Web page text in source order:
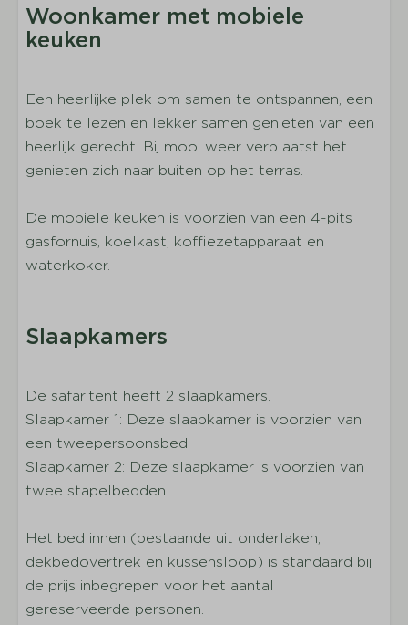
Slapen
Aantal stapelbedden: 2
Inclusief bedlinnen per geboekt persoon
Stapelbed
Aantal parkeerplaatsen bij de vakantiewoning :
1
Woonkamer met mobiele
keuken
Een heerlijke plek om samen te ontspannen, een
boek te lezen en lekker samen genieten van een
heerlijk gerecht. Bij mooi weer verplaatst het
genieten zich naar buiten op het terras.
De mobiele keuken is voorzien van een 4-pits
gasfornuis, koelkast, koffiezetapparaat en
waterkoker.
Slaapkamers
De safaritent heeft 2 slaapkamers.
Slaapkamer 1: Deze slaapkamer is voorzien van
een tweepersoonsbed.
Slaapkamer 2: Deze slaapkamer is voorzien van
twee stapelbedden.
Het bedlinnen (bestaande uit onderlaken,
dekbedovertrek en kussensloop) is standaard bij
de prijs inbegrepen voor het aantal
gereserveerde personen.